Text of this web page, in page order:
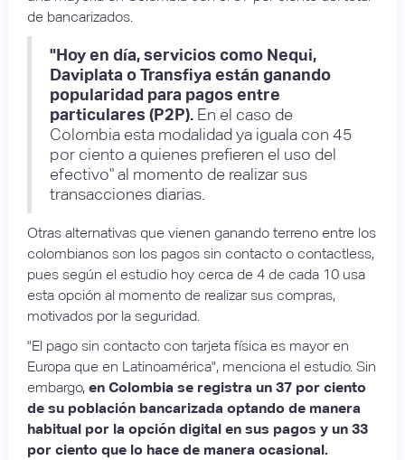
de bancarizados.
"Hoy en día, servicios como Nequi,
Daviplata o Transfiya están ganando
popularidad para pagos entre
particulares (P2P). En el caso de
Colombia esta modalidad ya iguala con 45
por ciento a quienes prefieren el uso del
efectivo" al momento de realizar sus
transacciones diarias.​​
Otras alternativas que vienen ganando terreno entre los
colombianos son los pagos sin contacto o contactless,
pues según el estudio hoy cerca de 4 de cada 10 usa
esta opción al momento de realizar sus compras,
motivados por la seguridad.
​​"El pago sin contacto con tarjeta física es mayor en
Europa que en Latinoamérica", menciona el estudio. Sin
embargo, en Colombia se registra un 37 por ciento
de su población bancarizada optando de manera
habitual por la opción digital en sus pagos y un 33
por ciento que lo hace de manera ocasional.